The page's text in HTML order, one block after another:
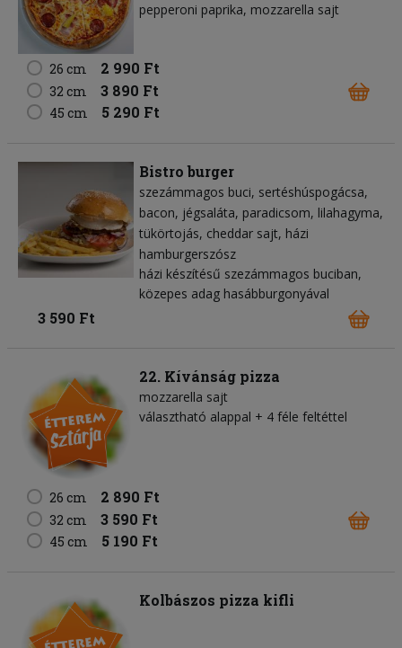
pepperoni paprika mozzarella sajt
26 cm 2 990 Ft
32 cm 3 890 Ft
45 cm 5 290 Ft
Bistro burger
szezámmagos buci sertéshúspogácsa
bacon jégsaláta paradicsom lilahagyma
tükörtojás cheddar sajt házi
hamburgerszósz
házi készítésű szezámmagos buciban,
közepes adag hasábburgonyával
3 590 Ft
22. Kívánság pizza
mozzarella sajt
választható alappal + 4 féle feltéttel
26 cm 2 890 Ft
32 cm 3 590 Ft
45 cm 5 190 Ft
Kolbászos pizza kifli